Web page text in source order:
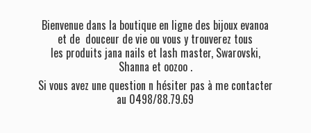
Bienvenue dans la boutique en ligne des bijoux evanoa
et de douceur de vie ou vous y trouverez tous
les produits jana nails et lash master, Swarovski,
Shanna et oozoo .
Si vous avez une question n hésiter pas à me contacter
au 0498/88.79.69